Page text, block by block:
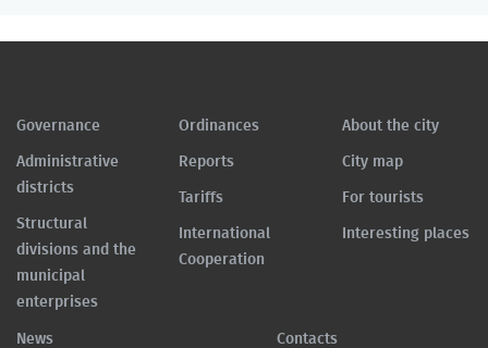
Governance
Administrative
districts
Structural
divisions and the
municipal
enterprises
Ordinances
Reports
Tariffs
International
Cooperation
About the city
City map
For tourists
Interesting places
News Contacts